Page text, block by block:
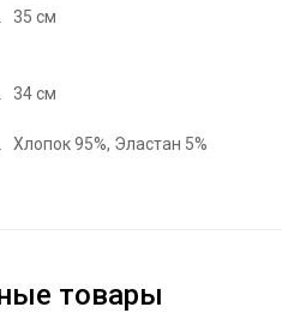
35 см
34 см
Хлопок 95%, Эластан 5%
товары